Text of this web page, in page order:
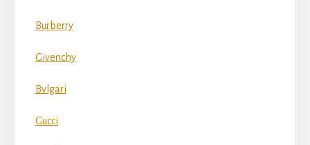
Burberry
Givenchy
Bvlgari
Gucci